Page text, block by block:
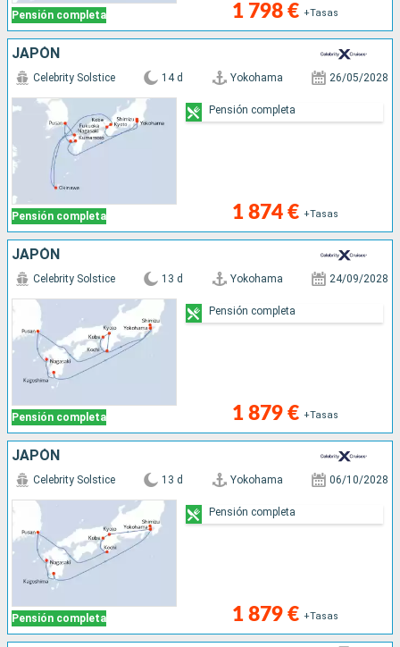
Pensión completa 1 798 € +Tasas
JAPÓN
Pensión completa
Celebrity Solstice 14 d Yokohama 26/05/2028
1 874 € +Tasas
Pensión completa
JAPÓN
Pensión completa
Celebrity Solstice 13 d Yokohama 24/09/2028
1 879 € +Tasas
Pensión completa
JAPÓN
Pensión completa
Celebrity Solstice 13 d Yokohama 06/10/2028
1 879 € +Tasas
Pensión completa